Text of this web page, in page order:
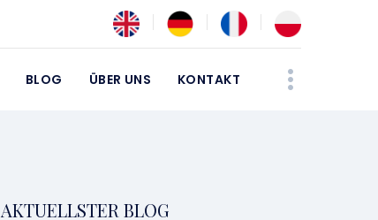
BLOG ÜBER UNS KONTAKT
AKTUELLSTER BLOG